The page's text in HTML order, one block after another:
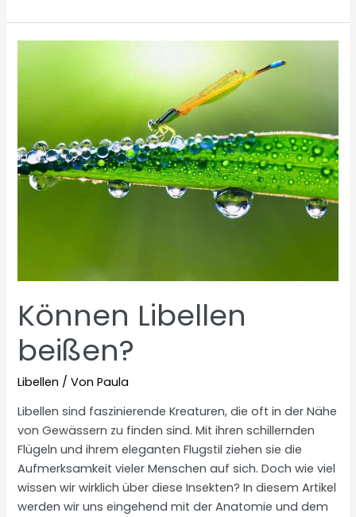
Können Libellen
beißen?
Libellen / VonPaula
Libellen sind faszinierende Kreaturen, die oft in der Nähe
von Gewässern zu finden sind. Mit ihren schillernden
Flügeln und ihrem eleganten Flugstil ziehen sie die
Aufmerksamkeit vieler Menschen auf sich. Doch wie viel
wissen wir wirklich über diese Insekten? In diesem Artikel
werden wir uns eingehend mit der Anatomie und dem